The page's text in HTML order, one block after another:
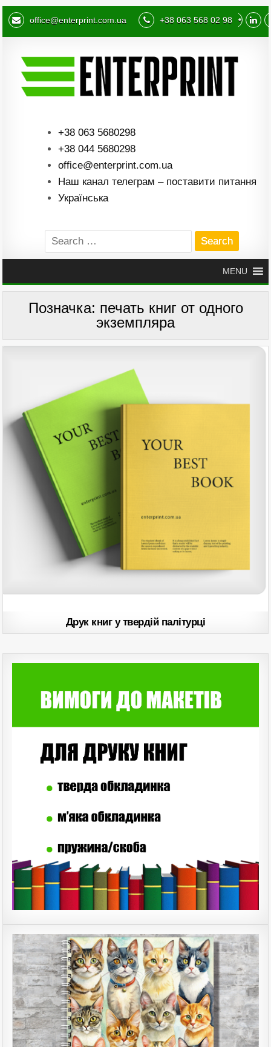
office@enterprint.com.ua +38 063 568 02 98
+38 063 5680298
+38 044 5680298
office@enterprint.com.ua
Наш канал телеграм – поставити питання
Українська
Search
for:
MENU
Позначка: печать книг от одного
экземпляра
Друк книг у твердій палітурці